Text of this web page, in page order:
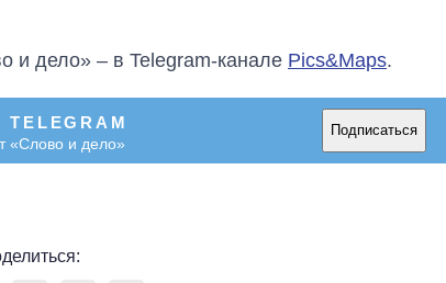
и дело» – в Telegram-канале Pics&Maps.
«Слово и дело»
Подписаться